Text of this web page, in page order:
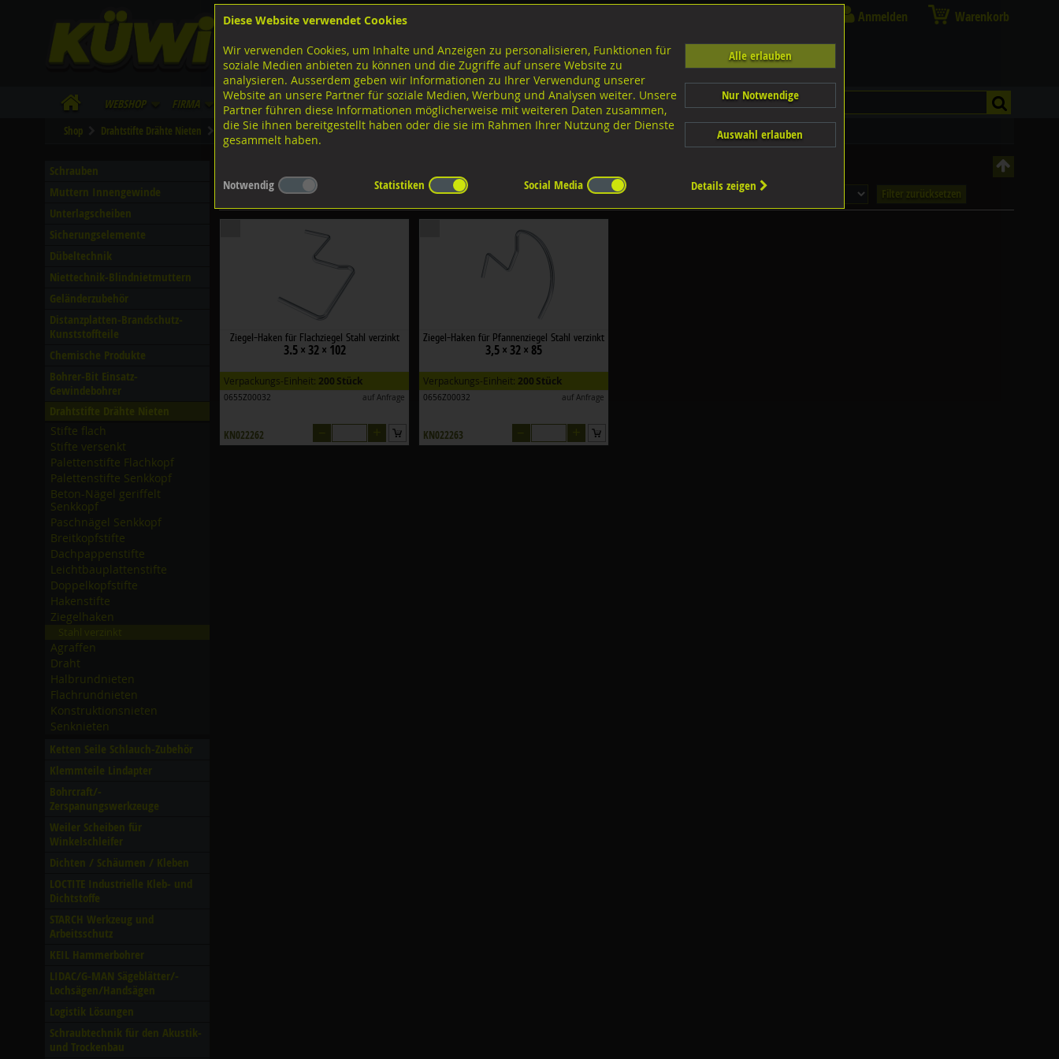
Lagerstrasse 8
Tel. 043 455 20 30
FB
IG
WebShop Firma Lieferinfo Infos/Downloads
Anmelden Warenkorb
Shop Drahtstifte Drähte Nieten Ziegelhaken Stahl verzinkt
Schrauben
Muttern Innengewinde
Unterlagscheiben
Sicherungselemente
Dübeltechnik
Niettechnik-Blindnietmuttern
Geländerzubehör
Distanzplatten-Brandschutz-
Kunststoffteile
Chemische Produkte
Bohrer-Bit Einsatz-
Gewindebohrer
Stifte flach
Stifte versenkt
Palettenstifte Flachkopf
Palettenstifte Senkkopf
Beton-Nägel geriffelt
Senkkopf
Paschnägel Senkkopf
Breitkopfstifte
Dachpappenstifte
Leichtbauplattenstifte
Doppelkopfstifte
Hakenstifte
Ziegelhaken
Agraffen
Draht
Halbrundnieten
Flachrundnieten
Konstruktionsnieten
Senknieten
Ketten Seile Schlauch-Zubehör
Klemmteile Lindapter
Bohrcraft/­
Zerspanungswerkzeuge
Weiler Scheiben für
Winkelschleifer
Dichten /­ Schäumen /­ Kleben
LOCTITE Industrielle Kleb- und
Dichtstoffe
STARCH Werkzeug und
Arbeitsschutz
KEIL Hammerbohrer
LIDAC/­G-MAN Sägeblätter/­
Lochsägen/­Handsägen
Logistik Lösungen
Schraubtechnik für den Akustik-
und Trockenbau
Filter nach Dimensionen: × × Filter zurücksetzen
Ziegel-Haken für Flachziegel Stahl verzinkt
3.5 × 32 × 102
Verpackungs-Einheit: 200 Stück
0655Z00032 auf Anfrage
KN022262
Ziegel-Haken für Pfannenziegel Stahl verzinkt
3,5 × 32 × 85
Verpackungs-Einheit: 200 Stück
0656Z00032 auf Anfrage
KN022263
Diese Website verwendet Cookies
Wir verwenden Cookies, um Inhalte und Anzeigen zu personalisieren, Funktionen für
soziale Medien anbieten zu können und die Zugriffe auf unsere Website zu
analysieren. Ausserdem geben wir Informationen zu Ihrer Verwendung unserer
Website an unsere Partner für soziale Medien, Werbung und Analysen weiter. Unsere
Partner führen diese Informationen möglicherweise mit weiteren Daten zusammen,
die Sie ihnen bereitgestellt haben oder die sie im Rahmen Ihrer Nutzung der Dienste
gesammelt haben.
Alle erlauben
Nur Notwendige
Auswahl erlauben
Notwendig Statistiken Social Media Details zeigen